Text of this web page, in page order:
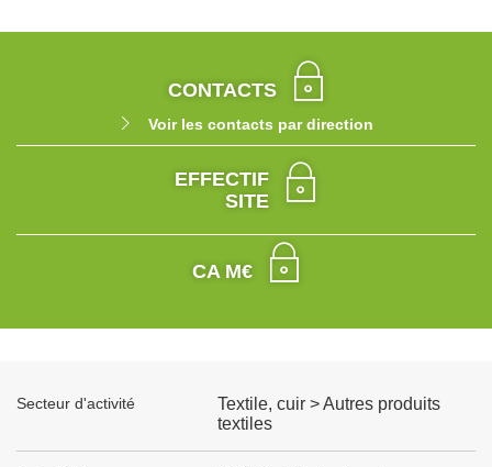
CONTACTS
Voir les contacts par direction
EFFECTIF
SITE
CA M€
Secteur d'activité
Textile, cuir > Autres produits
textiles